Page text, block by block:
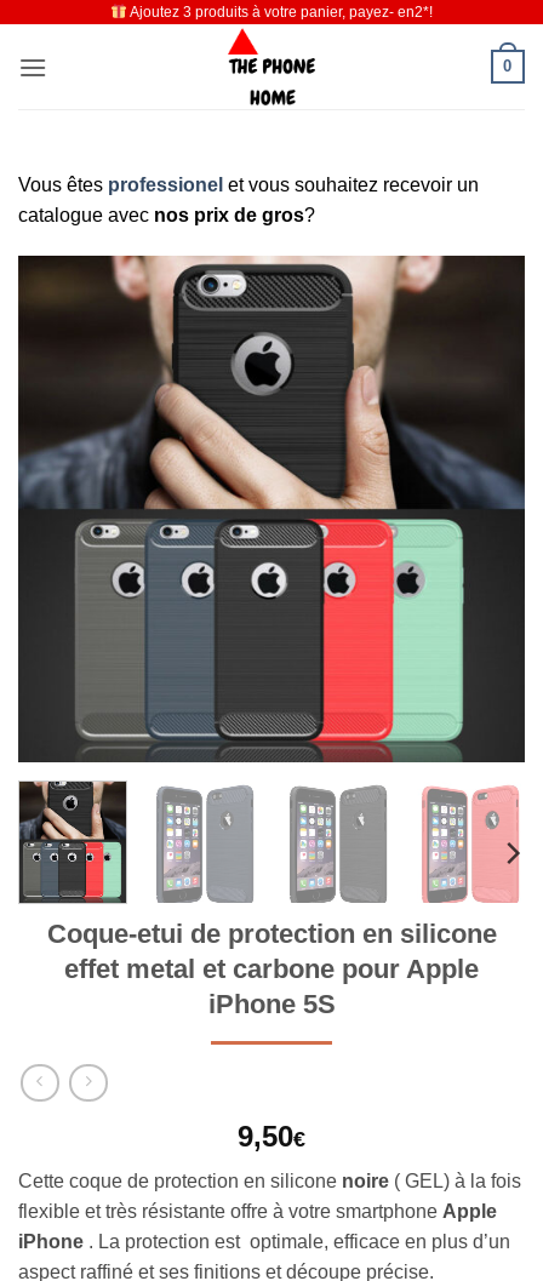
contenu
Ajoutez 3 produits à votre panier, payez- en2*!
0
Vous êtes professionel et vous souhaitez recevoir un
catalogue avec nos prix de gros?
Coque-etui de protection en silicone
effet metal et carbone pour Apple
iPhone 5S
9,50€
Cette coque de protection en silicone noire ( GEL) à la fois
flexible et très résistante offre à votre smartphone Apple
iPhone . La protection est optimale, efficace en plus d’un
aspect raffiné et ses finitions et découpe précise.